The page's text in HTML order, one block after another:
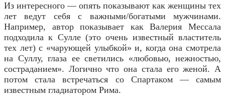
Из интересного — опять показывают как женщины тех
лет ведут себя с важными/богатыми мужчинами.
Например, автор показывает как Валерия Мессала
подходила к Сулле (это очень известный властитель
тех лет) с «чарующей улыбкой» и, когда она смотрела
на Суллу, глаза ее светились «любовью, нежностью,
состраданием». Логично что она стала его женой. А
потом стала встречаться со Спартаком — самым
известным гладиатором Рима.